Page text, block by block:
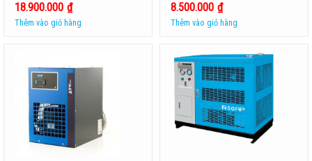
18.900.000 ₫
Thêm vào giỏ hàng
8.500.000 ₫
Thêm vào giỏ hàng